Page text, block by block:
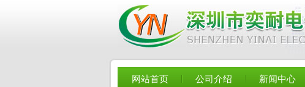
网站首页 公司介绍 新闻中心